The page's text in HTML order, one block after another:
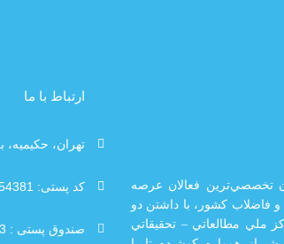
تخصصي‌ترين فعالان عرصه
كشور، با داشتن دو
ملي مطالعاتي – تحقيقاتي
ارتباط با ما
تهران،
کد پستی: 1658954381
صندوق پستی : 1675/313